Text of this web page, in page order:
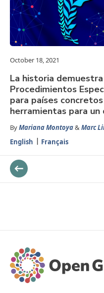
October 18, 2021
La historia
Procedimientos
para países
herramientas para
ByMariana Montoya& Marc
English
Français